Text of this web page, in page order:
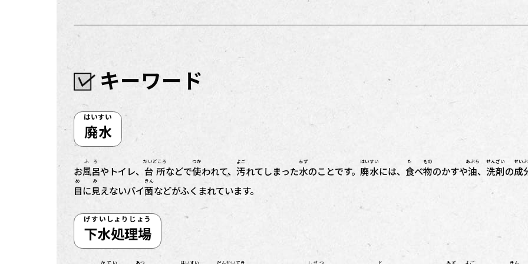
キーワード
廃水
はいすい
お風呂
ふろ
やトイレ、 台所
だいどころ
などで使
つか
われて、 汚
よご
れてしまった水
みず
のことです。 廃水
はいすい
には、 食
た
べ物
もの
のかすや油
あぶら
、 洗剤
せんざい
の成
せい
目
め
に見
み
えないバイ菌
きん
などがふくまれています。
下水処理場
げすいしょりじょう